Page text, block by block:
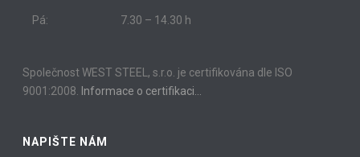
Pá: 7.30 – 14.30 h
Společnost WEST STEEL, s.r.o. je certifikována dle ISO
9001:2008. Informace o certifikaci…
NAPIŠTE NÁM